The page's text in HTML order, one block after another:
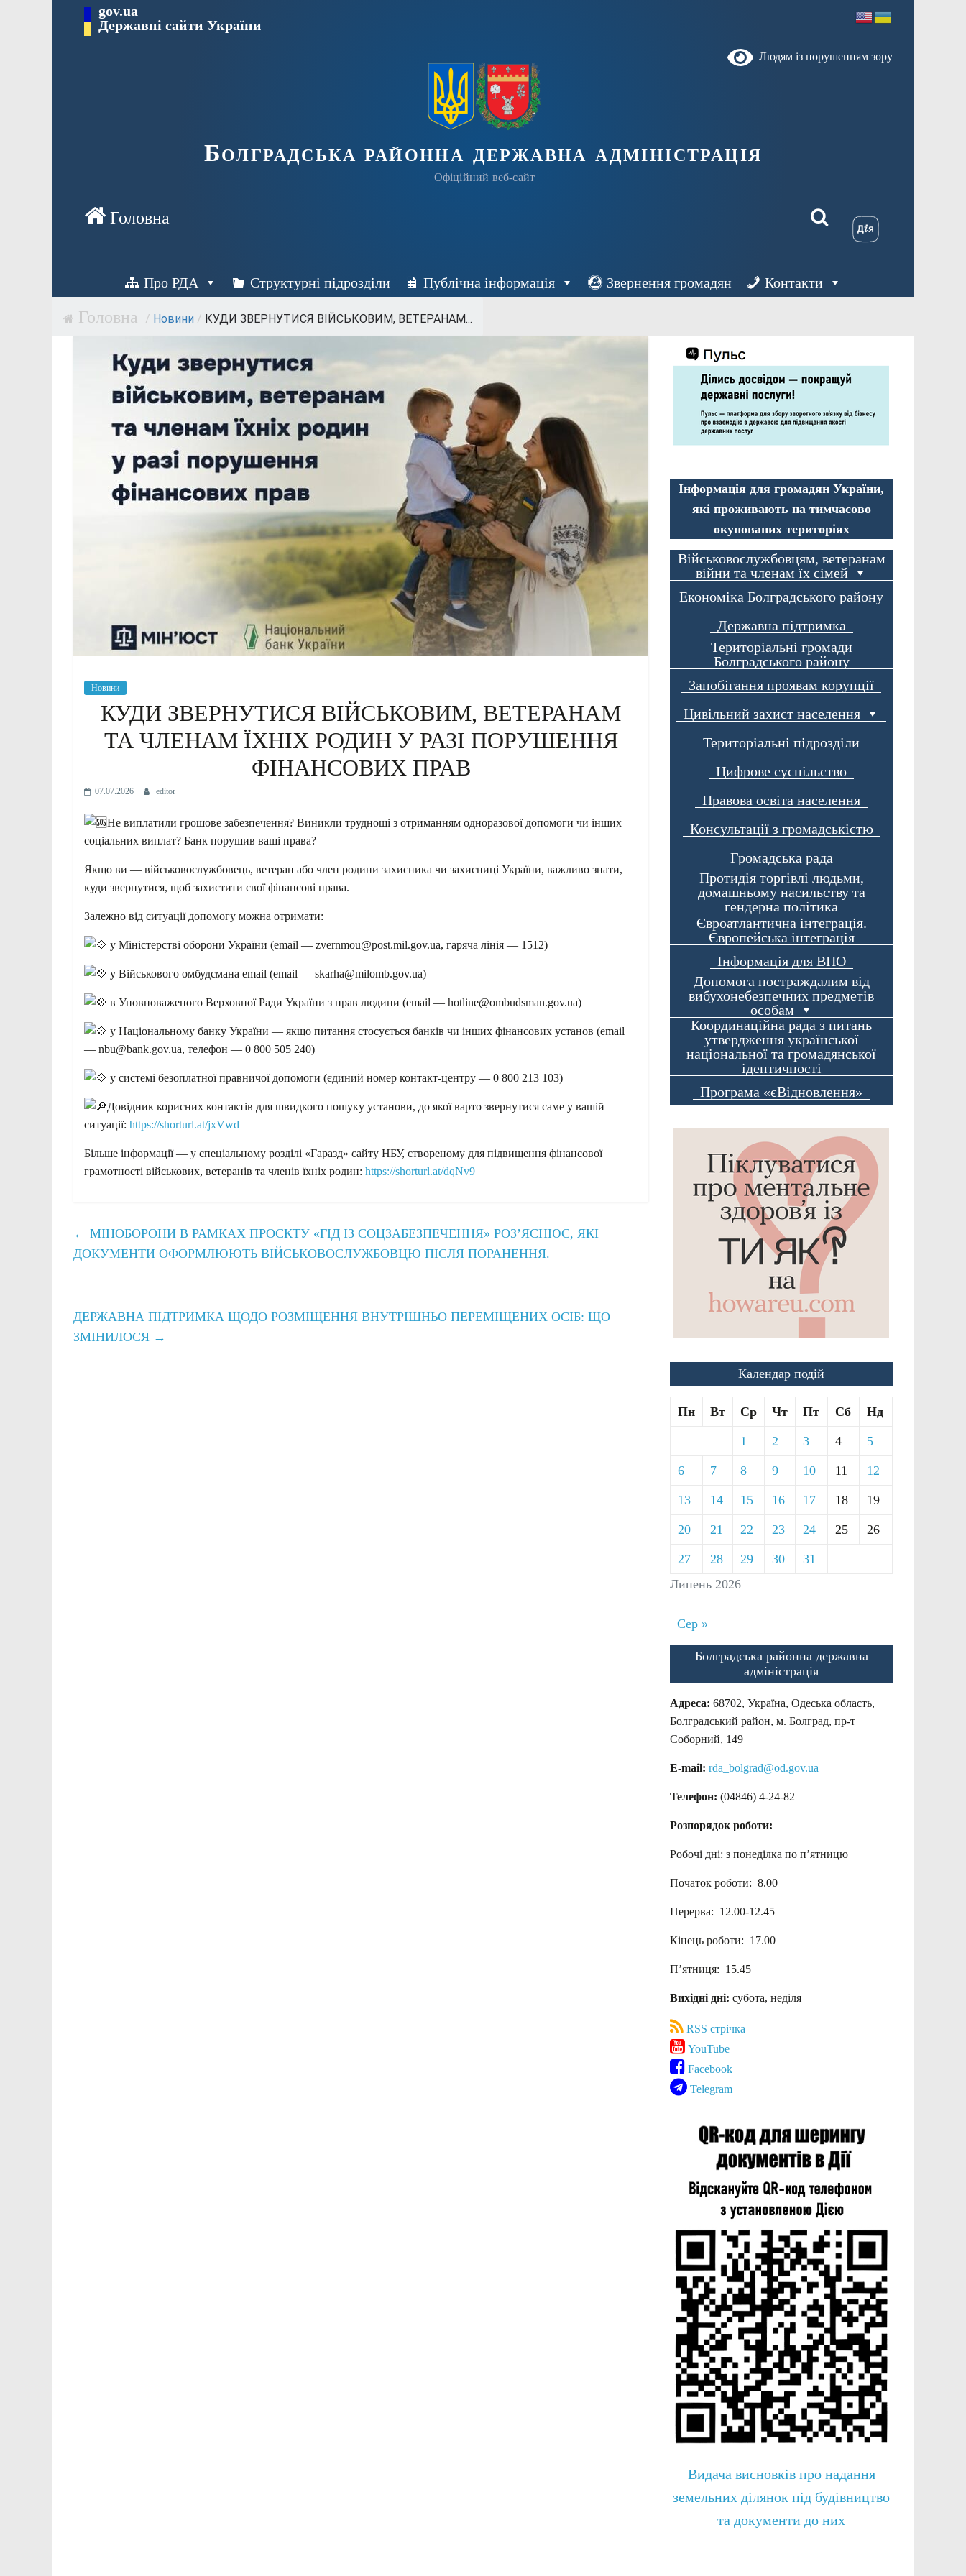
Перейти gov.ua
Державні сайти України
Людям із порушенням зору
Болградська районна державна адміністрація
Офіційний веб-сайт
Про РДА Структурні підрозділи Публічна інформація Звернення громадян Контакти
/ Новини / КУДИ ЗВЕРНУТИСЯ ВІЙСЬКОВИМ, ВЕТЕРАНАМ...
Новини
КУДИ ЗВЕРНУТИСЯ ВІЙСЬКОВИМ, ВЕТЕРАНАМ
ТА ЧЛЕНАМ ЇХНІХ РОДИН У РАЗІ ПОРУШЕННЯ
ФІНАНСОВИХ ПРАВ
07.07.2026 editor
Не виплатили грошове забезпечення? Виникли труднощі з отриманням одноразової допомоги чи інших
соціальних виплат? Банк порушив ваші права?
Якщо ви — військовослужбовець, ветеран або член родини захисника чи захисниці України, важливо знати,
куди звернутися, щоб захистити свої фінансові права.
Залежно від ситуації допомогу можна отримати:
у Міністерстві оборони України (email — zvernmou@post.mil.gov.ua, гаряча лінія — 1512)
у Військового омбудсмана email (email — skarha@milomb.gov.ua)
в Уповноваженого Верховної Ради України з прав людини (email — hotline@ombudsman.gov.ua)
у Національному банку України — якщо питання стосується банків чи інших фінансових установ (email
— nbu@bank.gov.ua, телефон — 0 800 505 240)
у системі безоплатної правничої допомоги (єдиний номер контакт-центру — 0 800 213 103)
Довідник корисних контактів для швидкого пошуку установи, до якої варто звернутися саме у вашій
ситуації: https://shorturl.at/jxVwd
Більше інформації — у спеціальному розділі «Гаразд» сайту НБУ, створеному для підвищення фінансової
грамотності військових, ветеранів та членів їхніх родин: https://shorturl.at/dqNv9
← МІНОБОРОНИ В РАМКАХ ПРОЄКТУ «ГІД ІЗ СОЦЗАБЕЗПЕЧЕННЯ» РОЗ’ЯСНЮЄ, ЯКІ
ДОКУМЕНТИ ОФОРМЛЮЮТЬ ВІЙСЬКОВОСЛУЖБОВЦЮ ПІСЛЯ ПОРАНЕННЯ.
ДЕРЖАВНА ПІДТРИМКА ЩОДО РОЗМІЩЕННЯ ВНУТРІШНЬО ПЕРЕМІЩЕНИХ ОСІБ: ЩО
ЗМІНИЛОСЯ →
Інформація для громадян України,
які проживають на тимчасово
окупованих територіях
Військовослужбовцям, ветеранам
війни та членам їх сімей
Економіка Болградського району
Державна підтримка
Територіальні громади
Болградського району
Запобігання проявам корупції
Цивільний захист населення
Територіальні підрозділи
Цифрове суспільство
Правова освіта населення
Консультації з громадськістю
Громадська рада
Протидія торгівлі людьми,
домашньому насильству та
гендерна політика
Євроатлантична інтеграція.
Європейська інтеграція
Інформація для ВПО
Допомога постраждалим від
вибухонебезпечних предметів
особам
Координаційна рада з питань
утвердження української
національної та громадянської
ідентичності
Програма «єВідновлення»
Календар подій
Липень 2026
Пн Вт Ср Чт Пт Сб Нд
1 2 3 4 5
6 7 8 9 10 11 12
13 14 15 16 17 18 19
20 21 22 23 24 25 26
27 28 29 30 31
Сер »
Болградська районна державна
адміністрація
Адреса: 68702, Україна, Одеська область,
Болградський район, м. Болград, пр-т
Соборний, 149
E-mail: rda_bolgrad@od.gov.ua
Телефон: (04846) 4-24-82
Розпорядок роботи:
Робочі дні: з понеділка по п’ятницю
Початок роботи: 8.00
Перерва: 12.00-12.45
Кінець роботи: 17.00
П’ятниця: 15.45
Вихідні дні: субота, неділя
RSS стрічка
YouTube
Facebook
Telegram
Видача висновків про надання
земельних ділянок під будівництво
та документи до них